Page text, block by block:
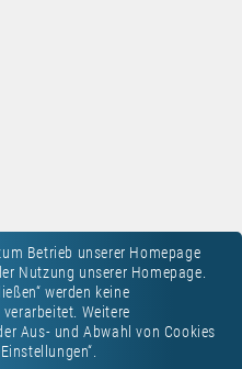
Betrieb unserer Homepage
Nutzung unserer Homepage.
werden keine
Weitere
Aus- und Abwahl von Cookies